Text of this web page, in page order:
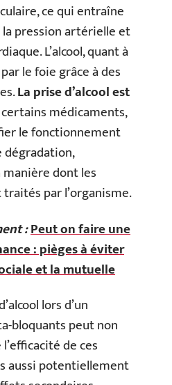
ce qui entraîne
pression artérielle et
L’alcool, quant à
le foie grâce à des
La prise d’alcool est
médicaments,
le fonctionnement
dégradation,
dont les
par l’organisme.
:Peut on faire une
: pièges à éviter
et la mutuelle
lors d’un
bloquants peut non
de ces
aussi potentiellement